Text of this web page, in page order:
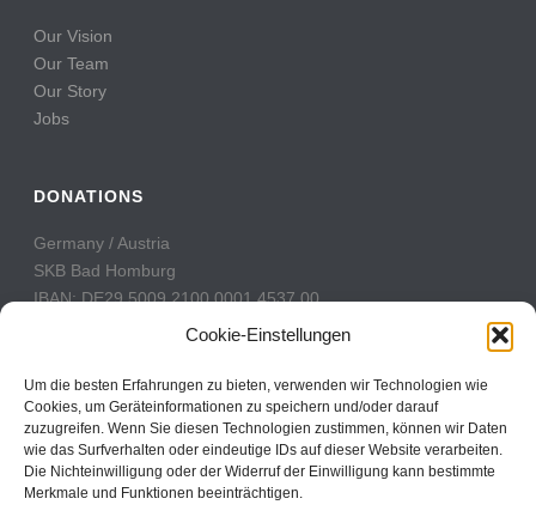
Cookie-Einstellungen
Um die besten Erfahrungen zu bieten, verwenden wir Technologien wie
Cookies, um Geräteinformationen zu speichern und/oder darauf
zuzugreifen. Wenn Sie diesen Technologien zustimmen, können wir Daten
wie das Surfverhalten oder eindeutige IDs auf dieser Website verarbeiten.
Die Nichteinwilligung oder der Widerruf der Einwilligung kann bestimmte
Merkmale und Funktionen beeinträchtigen.
Our Vision
Our Team
Our Story
Jobs
DONATIONS
Germany / Austria
SKB Bad Homburg
IBAN: DE29 5009 2100 0001 4537 00
BIC: GENODE51BH2
Switzerland
PostFinance
Konto: 60-742493-7
IBAN: CH31 0900 0000 6074 2493 7
BIC: POFICHBEXXX